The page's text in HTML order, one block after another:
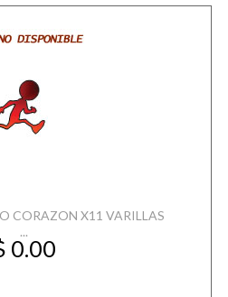
CORAZON X11 VARILLAS
...
0.00